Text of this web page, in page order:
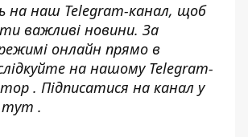
на наш Telegram-канал, щоб
важливі новини. За
онлайн прямо в
на нашому Telegram-
. Підписатися на канал у
тут .